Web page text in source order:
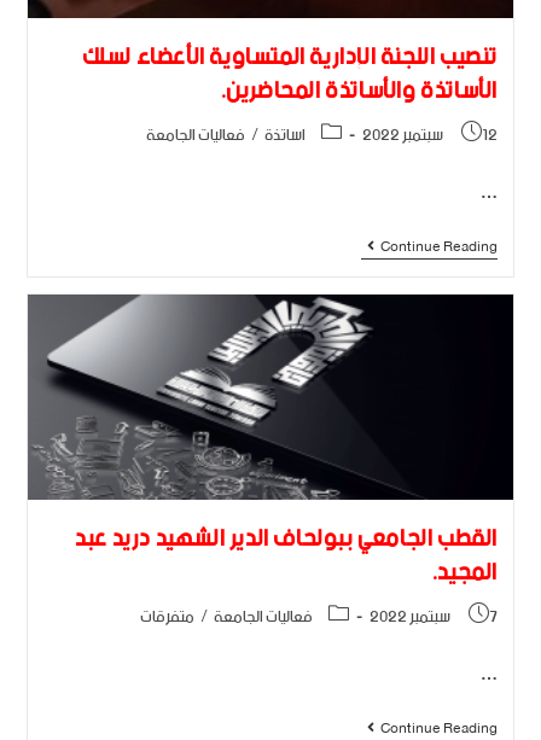
تنصيب اللجنة الإدارية المتساوية الأعضاء لسلك
الأساتذة والأساتذة المحاضرين.
12 سبتمبر 2022 اساتذة/ فعاليات الجامعة
…
Continue Reading
القطب الجامعي ببولحاف الدير الشهيد دريد عبد
المجيد.
7 سبتمبر 2022 فعاليات الجامعة/ متفرقات
…
Continue Reading